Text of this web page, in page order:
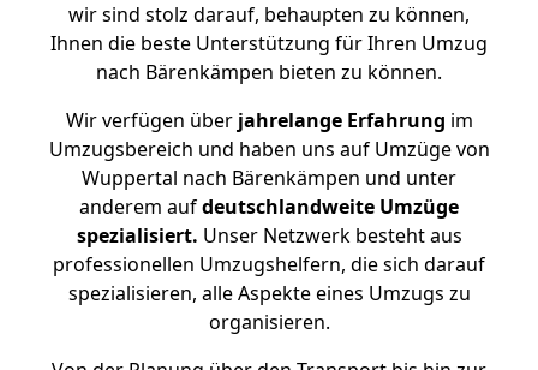
wir sind stolz darauf, behaupten zu können,
Ihnen die beste Unterstützung für Ihren Umzug
nach Bärenkämpen bieten zu können.
Wir verfügen überjahrelange Erfahrung im
Umzugsbereich und haben uns auf Umzüge von
Wuppertal nach Bärenkämpen und unter
anderem aufdeutschlandweite Umzüge
spezialisiert. Unser Netzwerk besteht aus
professionellen Umzugshelfern, die sich darauf
spezialisieren, alle Aspekte eines Umzugs zu
organisieren.